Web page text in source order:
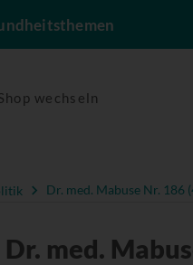
wechseln
Dr. med. Mabuse Nr. 186
Dr. med.